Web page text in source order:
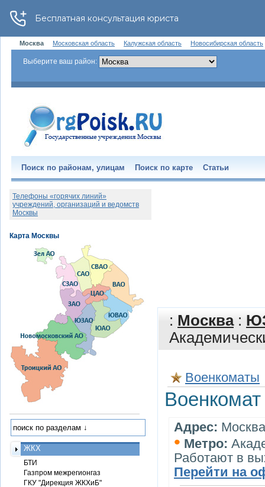
Москва Московская область Калужская область Новосибирская область
Выберите ваш район:
Поиск по районам, улицам Поиск по карте Статьи
: Москва:
Военкоматы
Адрес:
• Метро:
Работают в
Перейти на
Телефоны «горячих линий»
учреждений, организаций и ведомств
Москвы
ЖКХ
БТИ
Газпром межрегионгаз
ГКУ "Дирекция ЖКХиБ"